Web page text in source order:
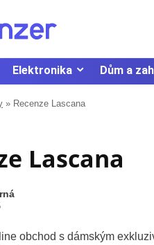
Elektronika Dům a
» Recenze Lascana
Lascana
obchod s dámským